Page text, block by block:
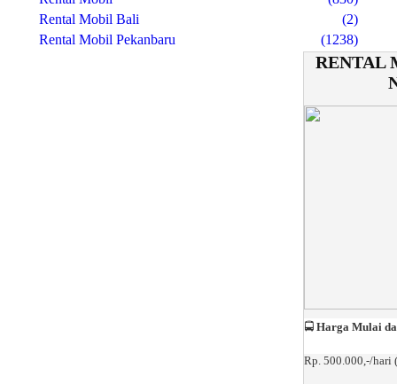
Rental Mobil Bali
(2)
Rental Mobil Pekanbaru
(1238)
RENTAL
🚍 Harga Mulai
Rp. 500.000,-/hari